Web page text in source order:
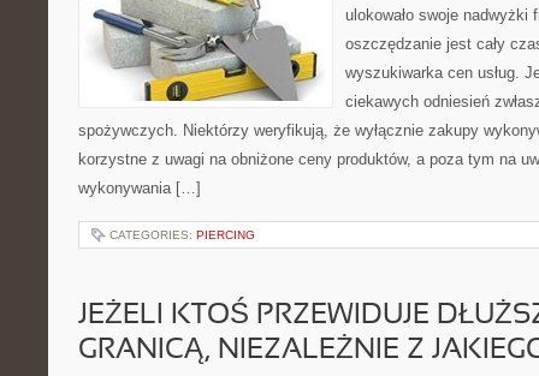
ulokowało swoje nadwyżki
oszczędzanie jest cały
wyszukiwarka cen usług.
ciekawych odniesień
spożywczych. Niektórzy weryfikują, że wyłącznie zakupy
korzystne z uwagi na obniżone ceny produktów, a poza tym na
wykonywania […]
CATEGORIES: PIERCING
JEŻELI KTOŚ PRZEWIDUJE
GRANICĄ, NIEZALEŻNIE Z